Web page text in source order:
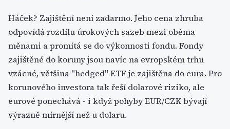
Háček? Zajištění není zadarmo. Jeho cena zhruba
odpovídá rozdílu úrokových sazeb mezi oběma
měnami a promítá se do výkonnosti fondu. Fondy
zajištěné do koruny jsou navíc na evropském trhu
vzácné, většina "hedged" ETF je zajištěna do eura. Pro
korunového investora tak řeší dolarové riziko, ale
eurové ponechává - i když pohyby EUR/CZK bývají
výrazně mírnější než u dolaru.